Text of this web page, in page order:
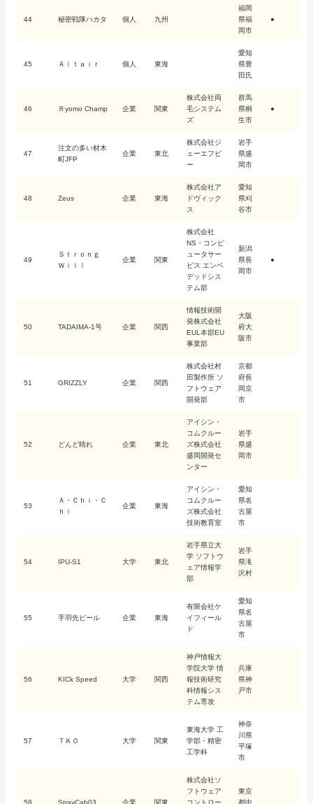
44 秘密戦隊ハカタ 個人 九州
福岡
県福
岡市
●
45 Ａｌｔａｉｒ 個人 東海
愛知
県豊
田氏
46 Ｒyomo Champ 企業 関東
株式会社両
毛システム
ズ
群馬
県桐
生市
●
47
注文の多い材木
町JFP
企業 東北
株式会社ジ
ェーエフピ
ー
岩手
県盛
岡市
48 Zeus 企業 東海
株式会社ア
ドヴィック
ス
愛知
県刈
谷市
49
Ｓｔｒｏｎｇ
Ｗｉｌｌ
企業 関東
株式会社
NS・コンピ
ュータサー
ビス エンベ
デッドシス
テム部
新潟
県長
岡市
●
50 TADAIMA-1号 企業 関西
情報技術開
発株式会社
EUL本部EU
事業部
大阪
府大
阪市
51 GRIZZLY 企業 関西
株式会社村
田製作所 ソ
フトウェア
開発部
京都
府長
岡京
市
52 どんど晴れ 企業 東北
アイシン・
コムクルー
ズ株式会社
盛岡開発セ
ンター
岩手
県盛
岡市
53
Ａ・Ｃｈｉ・Ｃ
ｈｉ
企業 東海
アイシン・
コムクルー
ズ株式会社
技術教育室
愛知
県名
古屋
市
54 IPU-S1 大学 東北
岩手県立大
学 ソフトウ
ェア情報学
部
岩手
県滝
沢村
55 手羽先ビール 企業 東海
有限会社ケ
イフィール
ド
愛知
県名
古屋
市
56 KICk Speed 大学 関西
神戸情報大
学院大学 情
報技術研究
科情報シス
テム専攻
兵庫
県神
戸市
57 ＴＫＯ 大学 関東
東海大学 工
学部・精密
工学科
神奈
川県
平塚
市
58 StrayCab03 企業 関東
株式会社ソ
フトウェア
コントロー
東京
都中